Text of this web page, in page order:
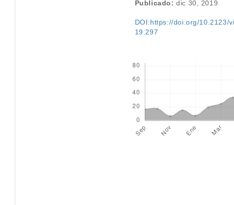
Publicado: dic 30, 2019
DOI:https://doi.org/10.2123/
19.297